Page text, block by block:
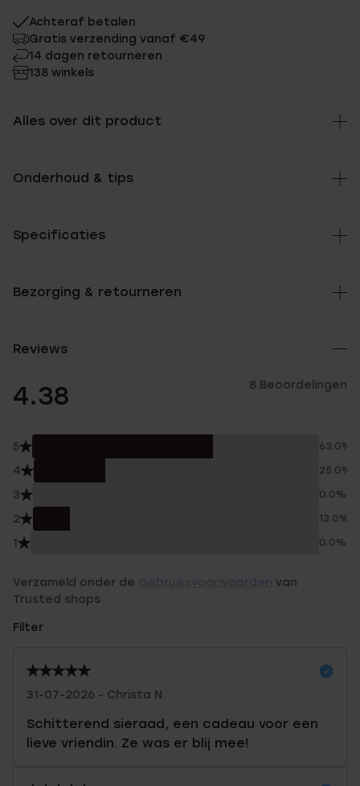
Achteraf betalen
Gratis verzending vanaf €49
14 dagen retourneren
138 winkels
Alles over dit product
Onderhoud & tips
Specificaties
Bezorging & retourneren
Reviews
4.38 8 Beoordelingen
5 63.0%
4 25.0%
3 0.0%
2 13.0%
1 0.0%
Verzameld onder de
van
Trusted shops
Filter
31-07-2026 - Christa N.
Schitterend sieraad, een cadeau voor een
lieve vriendin. Ze was er blij mee!